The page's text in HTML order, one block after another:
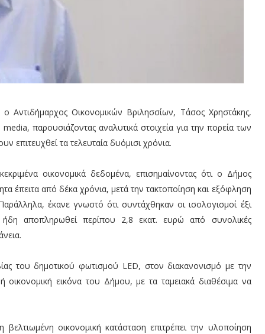
Οικονομικών Βριλησσίων, Τάσος Χρηστάκης,
παρουσιάζοντας αναλυτικά στοιχεία για την πορεία των
επιτευχθεί τα τελευταία δυόμισι χρόνια.
οικονομικά δεδομένα, επισημαίνοντας ότι ο Δήμος
έπειτα από δέκα χρόνια, μετά την τακτοποίηση και εξόφληση
έκανε γνωστό ότι συντάχθηκαν οι ισολογισμοί έξι
ήδη αποπληρωθεί περίπου 2,8 εκατ. ευρώ από συνολικές
του δημοτικού φωτισμού LED, στον διακανονισμό με την
εικόνα του Δήμου, με τα ταμειακά διαθέσιμα να
οικονομική κατάσταση επιτρέπει την υλοποίηση